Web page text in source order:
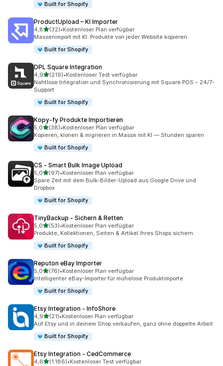
Built for Shopify
ProductUpload – KI Importer
4,8von 5 Sternen
(32)
32 Rezensionen insgesamt
•Kostenloser Plan verfügbar
Massenimport mit KI: Produkte von jeder Website kopieren
Built for Shopify
DPL Square Integration
4,9von 5 Sternen
(219)
219 Rezensionen insgesamt
•Kostenloser Test verfügbar
Nahtlose Integration und Synchronisierung mit Square POS – 24/7-
Support
Built for Shopify
Kopy‑fy Produkte Importieren
5,0von 5 Sternen
(38)
38 Rezensionen insgesamt
•Kostenloser Plan verfügbar
Kopieren, klonen & migrieren in Masse mit KI — Stunden sparen
Built for Shopify
CS ‑ Smart Bulk Image Upload
5,0von 5 Sternen
(97)
97 Rezensionen insgesamt
•Kostenloser Plan verfügbar
Spare Zeit mit dem Bulk-Bilder-Upload aus Google Drive und
Dropbox
Built for Shopify
TinyBackup ‑ Sichern & Retten
5,0von 5 Sternen
(53)
53 Rezensionen insgesamt
•Kostenloser Plan verfügbar
Produkte, Kollektionen, Seiten & Artikel Ihres Shops sichern.
Built for Shopify
Reputon eBay Importer
5,0von 5 Sternen
(76)
76 Rezensionen insgesamt
•Kostenloser Plan verfügbar
Intelligenter eBay-Importer für mühelose Produktimporte
Built for Shopify
Etsy Integration ‑ InfoShore
4,9von 5 Sternen
(21)
21 Rezensionen insgesamt
•Kostenloser Plan verfügbar
Auf Etsy und in deinem Shop verkaufen, ganz ohne doppelte Arbeit
Built for Shopify
Etsy Integration ‑ CedCommerce
4,6von 5 Sternen
(1.186)
1186 Rezensionen insgesamt
•Kostenloser Test verfügbar